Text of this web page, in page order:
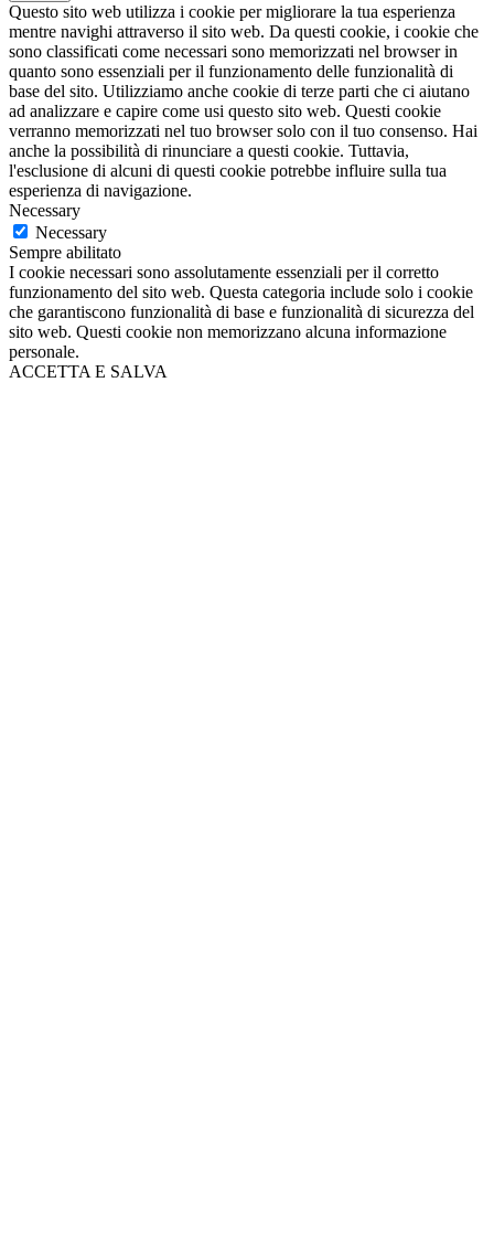
Questo sito web utilizza i cookie per migliorare la tua esperienza
mentre navighi attraverso il sito web. Da questi cookie, i cookie che
sono classificati come necessari sono memorizzati nel browser in
quanto sono essenziali per il funzionamento delle funzionalità di
base del sito. Utilizziamo anche cookie di terze parti che ci aiutano
ad analizzare e capire come usi questo sito web. Questi cookie
verranno memorizzati nel tuo browser solo con il tuo consenso. Hai
anche la possibilità di rinunciare a questi cookie. Tuttavia,
l'esclusione di alcuni di questi cookie potrebbe influire sulla tua
esperienza di navigazione.
Necessary
Necessary
Sempre abilitato
I cookie necessari sono assolutamente essenziali per il corretto
funzionamento del sito web. Questa categoria include solo i cookie
che garantiscono funzionalità di base e funzionalità di sicurezza del
sito web. Questi cookie non memorizzano alcuna informazione
personale.
ACCETTA E SALVA